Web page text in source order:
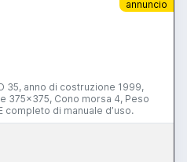
annuncio
35, anno di costruzione 1999,
375x375, Cono morsa 4, Peso
completo di manuale d’uso.